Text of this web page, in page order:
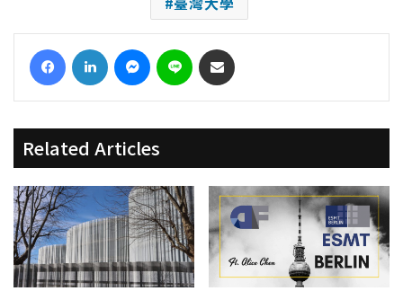
Facebook LinkedIn Messenger
Line
Related Articles